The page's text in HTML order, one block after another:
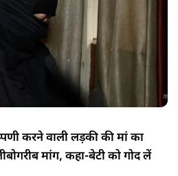
करने वाली लड़की की मां का
मांग, कहा-बेटी को गोद लें